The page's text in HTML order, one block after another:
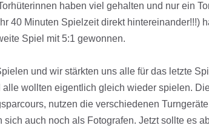
haben viel gehalten und nur ein
40 Minuten Spielzeit direkt hintereinander!!!)
Spiel mit 5:1 gewonnen.
und wir stärkten uns alle für das letzte
wollten eigentlich gleich wieder spielen.
nutzen die verschiedenen
sich auch noch als Fotografen. Jetzt sollte es